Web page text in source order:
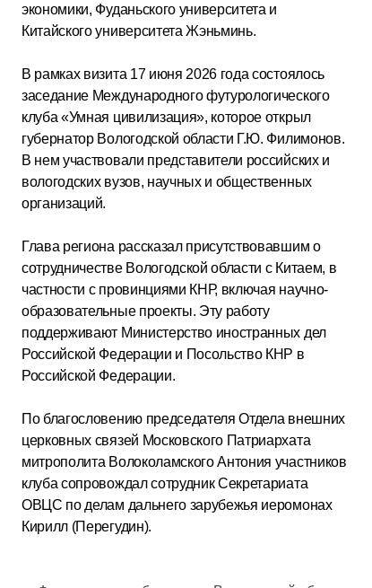
экономики, Фуданьского университета и
Китайского университета Жэньминь.
В рамках визита 17 июня 2026 года состоялось
заседание Международного футурологического
клуба «Умная цивилизация», которое открыл
губернатор Вологодской области Г.Ю. Филимонов.
В нем участвовали представители российских и
вологодских вузов, научных и общественных
организаций.
Глава региона рассказал присутствовавшим о
сотрудничестве Вологодской области с Китаем, в
частности с провинциями КНР, включая научно-
образовательные проекты. Эту работу
поддерживают Министерство иностранных дел
Российской Федерации и Посольство КНР в
Российской Федерации.
По благословению председателя Отдела внешних
церковных связей Московского Патриархата
митрополита Волоколамского Антония участников
клуба сопровождал сотрудник Секретариата
ОВЦС по делам дальнего зарубежья иеромонах
Кирилл (Перегудин).